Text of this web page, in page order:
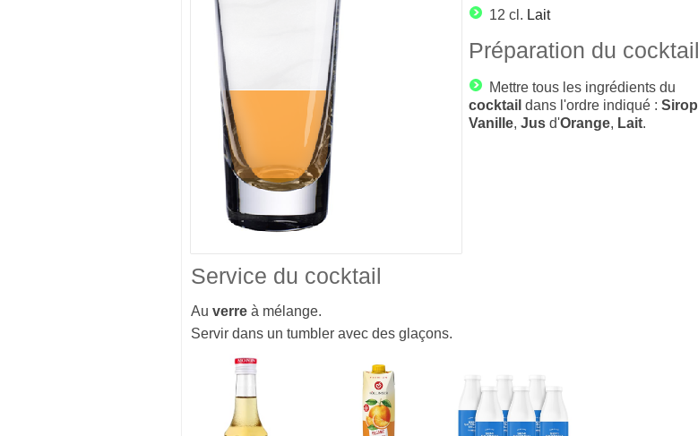
12 cl. Lait
Préparation du cocktail
Mettre tous les ingrédients du
cocktail dans l'ordre indiqué : Sirop
Vanille, Jus d'Orange, Lait.
Service du cocktail
Au verre à mélange.
Servir dans un tumbler avec des glaçons.